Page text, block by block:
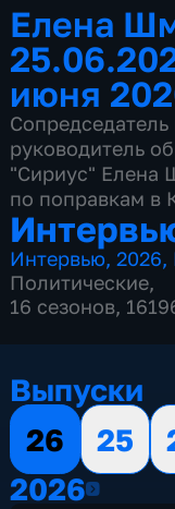
Елена
июня
руководитель
"Сириус" Елена
по поправкам в
Интервью,2026,
Политические,
16 сезонов,
Выпуски
26
25
20262026